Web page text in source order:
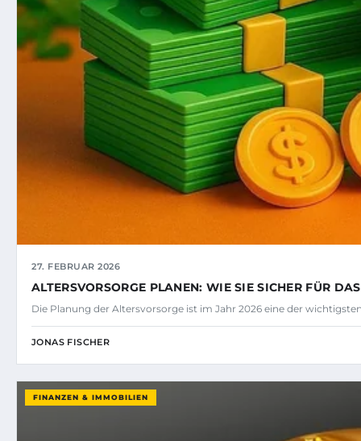
27. FEBRUAR 2026
ALTERSVORSORGE PLANEN: WIE SIE SICHER FÜR
Die Planung der Altersvorsorge ist im Jahr 2026 eine der
JONAS FISCHER
FINANZEN & IMMOBILIEN